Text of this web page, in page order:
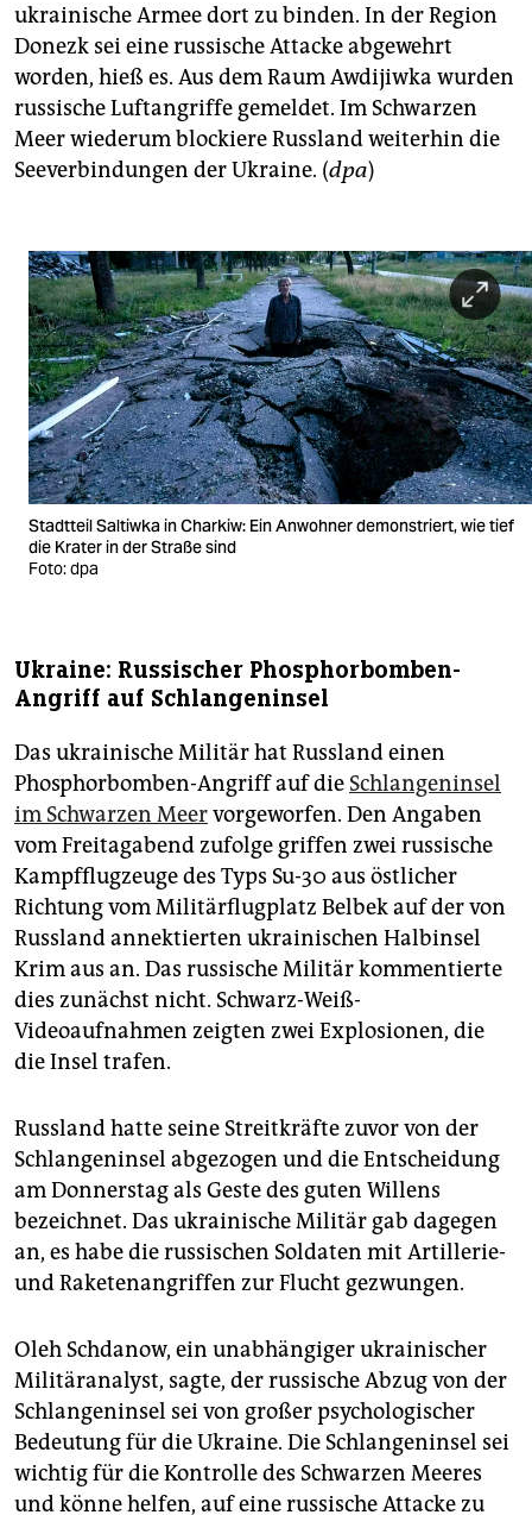
ukrainische Armee dort zu binden. In der Region
Donezk sei eine russische Attacke abgewehrt
worden, hieß es. Aus dem Raum Awdijiwka wurden
russische Luftangriffe gemeldet. Im Schwarzen
Meer wiederum blockiere Russland weiterhin die
Seeverbindungen der Ukraine. (dpa)
Stadtteil Saltiwka in Charkiw: Ein Anwohner demonstriert, wie tief
die Krater in der Straße sind
Foto: dpa
Ukraine: Russischer Phosphorbomben-
Angriff auf Schlangeninsel
Das ukrainische Militär hat Russland einen
Phosphorbomben-Angriff auf die Schlangeninsel
im Schwarzen Meervorgeworfen. Den Angaben
vom Freitagabend zufolge griffen zwei russische
Kampfflugzeuge des Typs Su-30 aus östlicher
Richtung vom Militärflugplatz Belbek auf der von
Russland annektierten ukrainischen Halbinsel
Krim aus an. Das russische Militär kommentierte
dies zunächst nicht. Schwarz-Weiß-
Videoaufnahmen zeigten zwei Explosionen, die
die Insel trafen.
Russland hatte seine Streitkräfte zuvor von der
Schlangeninsel abgezogen und die Entscheidung
am Donnerstag als Geste des guten Willens
bezeichnet. Das ukrainische Militär gab dagegen
an, es habe die russischen Soldaten mit Artillerie-
und Raketenangriffen zur Flucht gezwungen.
Oleh Schdanow, ein unabhängiger ukrainischer
Militäranalyst, sagte, der russische Abzug von der
Schlangeninsel sei von großer psychologischer
Bedeutung für die Ukraine. Die Schlangeninsel sei
wichtig für die Kontrolle des Schwarzen Meeres
und könne helfen, auf eine russische Attacke zu